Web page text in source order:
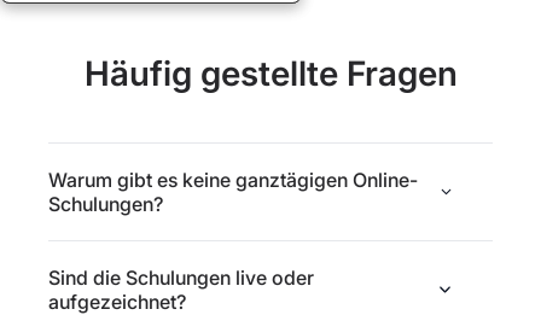
Häufig gestellte Fragen
Warum gibt es keine ganztägigen Online-
Schulungen?
Sind die Schulungen live oder
aufgezeichnet?